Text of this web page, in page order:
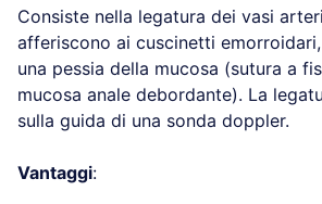
Consiste nella legatura dei vasi
afferiscono ai cuscinetti
una pessia della mucosa (sutura a
mucosa anale debordante). La
sulla guida di una sonda doppler.
Vantaggi: